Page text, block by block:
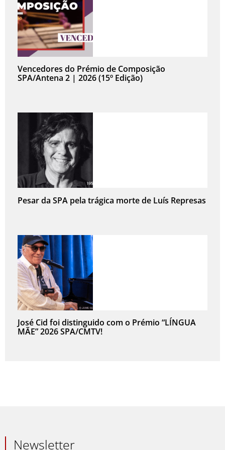
Vencedores do Prémio de Composição
SPA/Antena 2 | 2026 (15º Edição)
Pesar da SPA pela trágica morte de Luís Represas
José Cid foi distinguido com o Prémio “LÍNGUA
MÃE” 2026 SPA/CMTV!
Newsletter